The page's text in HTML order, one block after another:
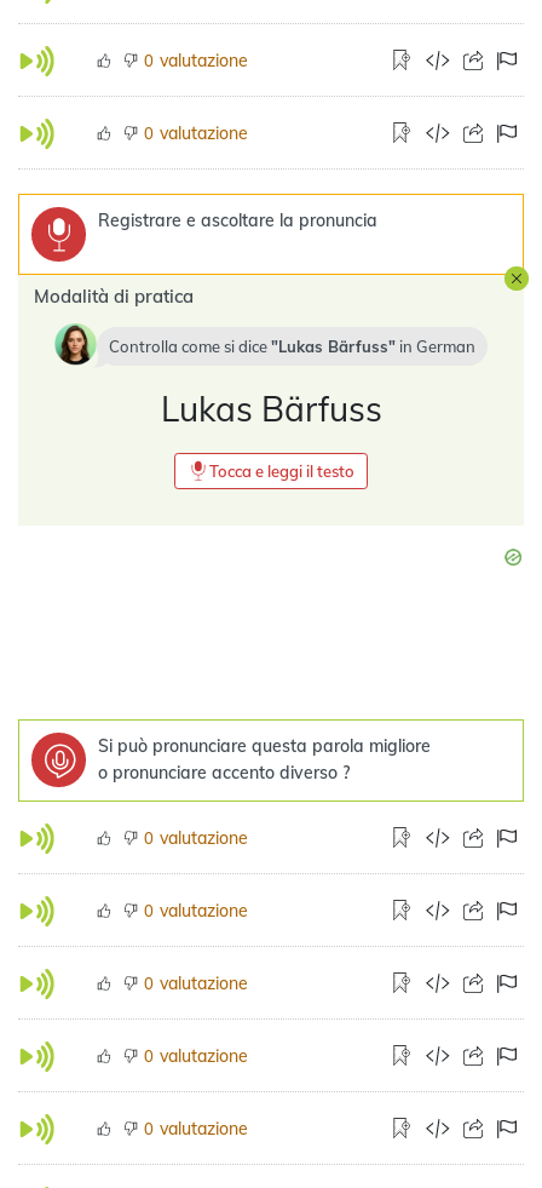
0 valutazione
0 valutazione
Registrare e ascoltare la pronuncia
Modalità di pratica
Controlla come si dice Lukas Bärfuss in German
Lukas Bärfuss
Tocca e leggi il testo
Si può pronunciare questa parola migliore
o pronunciare accento diverso ?
0 valutazione
0 valutazione
0 valutazione
0 valutazione
0 valutazione